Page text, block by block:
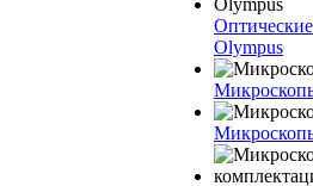
Olympus